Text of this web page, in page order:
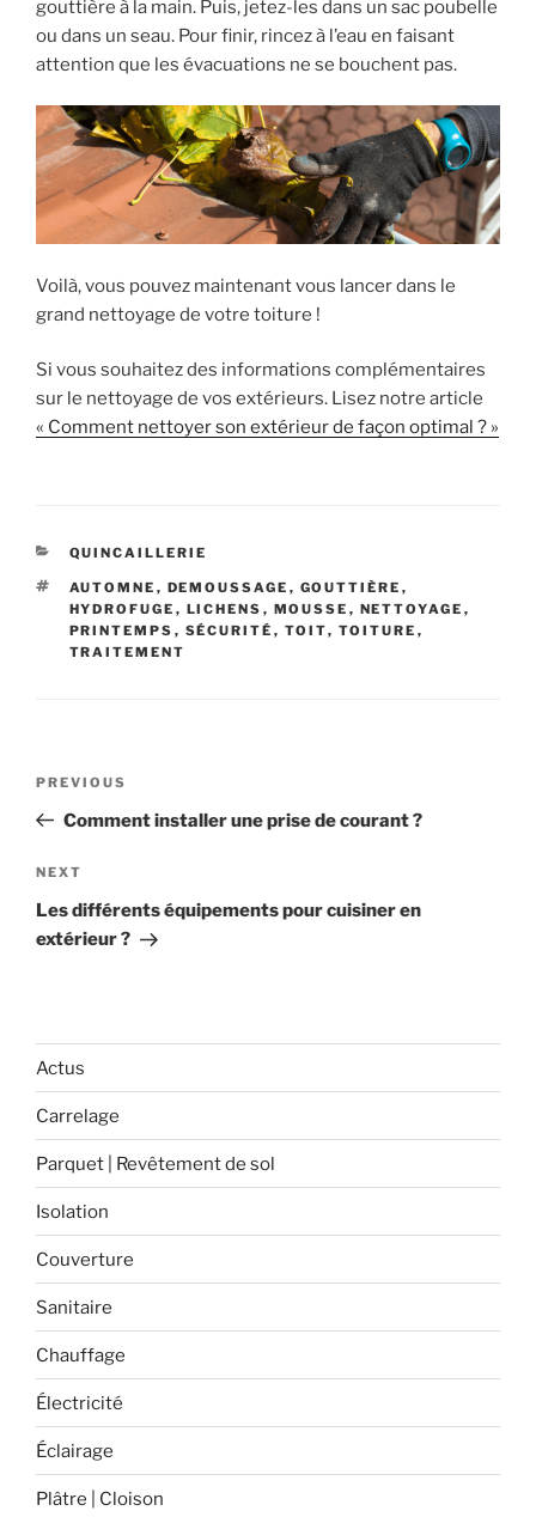
gouttière à la main. Puis, jetez-les dans un sac poubelle
ou dans un seau. Pour finir, rincez à l’eau en faisant
attention que les évacuations ne se bouchent pas.
Voilà, vous pouvez maintenant vous lancer dans le
grand nettoyage de votre toiture !
Si vous souhaitez des informations complémentaires
sur le nettoyage de vos extérieurs. Lisez notre article
« Comment nettoyer son extérieur de façon optimal ? »
CATEGORIES
QUINCAILLERIE
TAGS
AUTOMNE , DEMOUSSAGE , GOUTTIÈRE ,
HYDROFUGE , LICHENS , MOUSSE , NETTOYAGE ,
PRINTEMPS , SÉCURITÉ , TOIT, TOITURE ,
TRAITEMENT
l’article
Previous
Post
PREVIOUS
Comment installer une prise de courant ?
Next
Post
NEXT
Les différents équipements pour cuisiner en
extérieur ?
Actus
Carrelage
Parquet | Revêtement de sol
Isolation
Couverture
Sanitaire
Chauffage
Électricité
Éclairage
Plâtre | Cloison